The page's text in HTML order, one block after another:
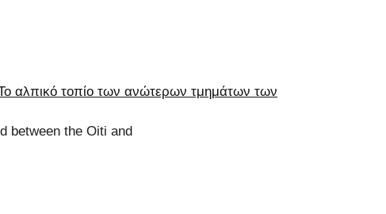
between the Oiti and